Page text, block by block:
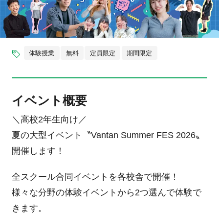
体験授業 無料 定員限定 期間限定
イベント概要
＼高校2年生向け／
夏の大型イベント〝Vantan Summer FES 2026〟
開催します！
全スクール合同イベントを各校舎で開催！
様々な分野の体験イベントから2つ選んで体験で
きます。